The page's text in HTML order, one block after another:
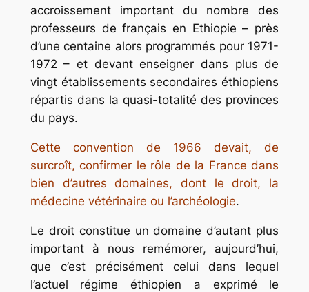
accroissement important du nombre des
professeurs de français en Ethiopie – près
d’une centaine alors programmés pour 1971-
1972 – et devant enseigner dans plus de
vingt établissements secondaires éthiopiens
répartis dans la quasi-totalité des provinces
du pays.
Cette convention de 1966 devait, de
surcroît, confirmer le rôle de la France dans
bien d’autres domaines, dont le droit, la
médecine vétérinaire ou l’archéologie.
Le droit constitue un domaine d’autant plus
important à nous remémorer, aujourd’hui,
que c’est précisément celui dans lequel
l’actuel régime éthiopien a exprimé le